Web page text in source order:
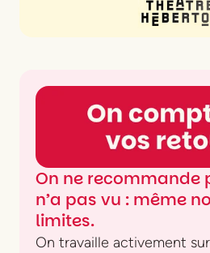
l’Union Européenne et
de diffusion artistique
On ne recommande
n’a pas vu : même
limites.
On travaille activement